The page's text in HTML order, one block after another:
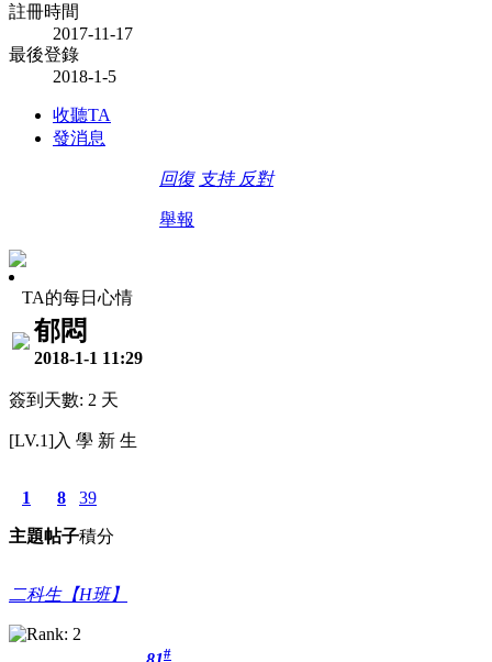
註冊時間
2017-11-17
最後登錄
2018-1-5
收聽TA
發消息
回復 支持 反對
舉報
TA的每日心情
郁悶
2018-1-1 11:29
簽到天數: 2 天
[LV.1]入 學 新 生
1
主題
8
帖子
39
積分
二科生【H班】
#